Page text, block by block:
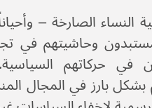
النساء الصارخة –
وحاشيتهم في
في حركاتهم
بشكل بارز في المجال